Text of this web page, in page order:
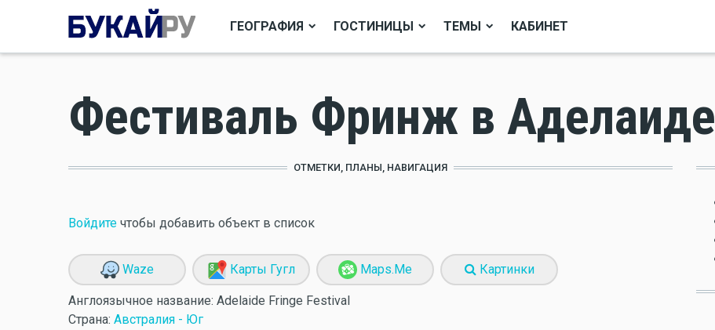
ГЕОГРАФИЯ ГОСТИНИЦЫ ТЕМЫ КАБИНЕТ
Фестиваль Фринж в Аделаиде
ОТМЕТКИ, ПЛАНЫ, НАВИГАЦИЯ
Войдите чтобы добавить объект в список
Waze Карты Гугл Maps.Me Картинки
Англоязычное название: Adelaide Fringe Festival
Страна: Австралия - Юг